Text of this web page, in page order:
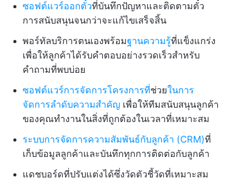
ซอฟต์แวร์ออกตั๋วที่บันทึกปัญหาและติดตามตั๋ว
การสนับสนุนจนกว่าจะแก้ไขเสร็จสิ้น
พอร์ทัลบริการตนเองพร้อมฐานความรู้ที่แข็งแกร่ง
เพื่อให้ลูกค้าได้รับคำตอบอย่างรวดเร็วสำหรับ
คำถามที่พบบ่อย
ซอฟต์แวร์การจัดการโครงการที่ช่วยในการ
จัดการลำดับความสำคัญ เพื่อให้ทีมสนับสนุนลูกค้า
ของคุณทำงานในสิ่งที่ถูกต้องในเวลาที่เหมาะสม
ระบบการจัดการความสัมพันธ์กับลูกค้า (CRM)ที่
เก็บข้อมูลลูกค้าและบันทึกทุกการติดต่อกับลูกค้า
แดชบอร์ดที่ปรับแต่งได้ซึ่งวัดตัวชี้วัดที่เหมาะสม